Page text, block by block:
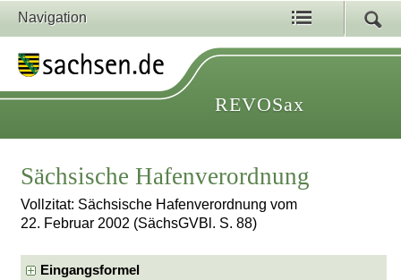
Navigation
REVOSax
Sächsische Hafenverordnung
Vollzitat: Sächsische Hafenverordnung vom
22. Februar 2002 (SächsGVBl. S. 88)
Eingangsformel